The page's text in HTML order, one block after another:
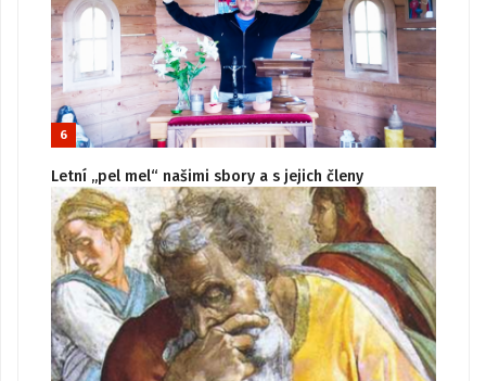
6
Letní „pel mel“ našimi sbory a s jejich členy